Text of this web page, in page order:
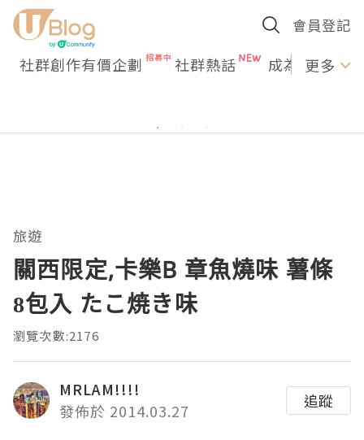
會員登記
社群創作有價企劃 社群熱話 成為U更多
旅遊
關西限定,卡樂B 章魚燒味 薯條
8包入 たこ焼き味
瀏覽次數:2176
MRLAM!!!!
發佈於 2014.03.27
追蹤